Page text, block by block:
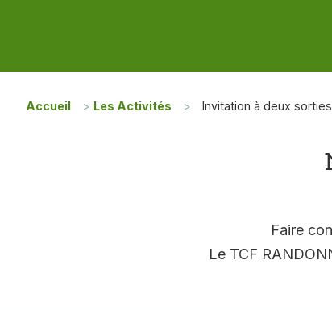
Accueil > Les Activités > Invitation à deux
Faire
Le TCF